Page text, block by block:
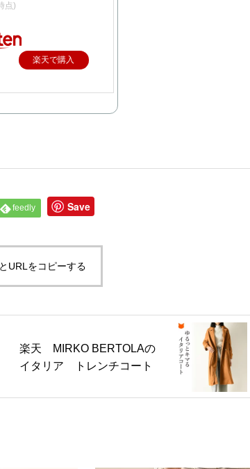
点)
楽天で購入
feedly Save
URLをコピーする
楽天 MIRKO BERTOLAの
イタリア トレンチコート